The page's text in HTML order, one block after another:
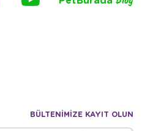
BÜLTENİMİZE KAYIT OLUN